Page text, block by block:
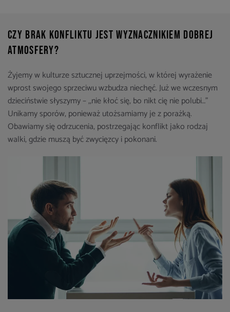
Czy brak konfliktu jest wyznacznikiem dobrej
atmosfery?
Żyjemy w kulturze sztucznej uprzejmości, w której wyrażenie
wprost swojego sprzeciwu wzbudza niechęć. Już we wczesnym
dzieciństwie słyszymy – ,,nie kłoć się, bo nikt cię nie polubi…”
Unikamy sporów, ponieważ utożsamiamy je z porażką.
Obawiamy się odrzucenia, postrzegając konflikt jako rodzaj
walki, gdzie muszą być zwycięzcy i pokonani.